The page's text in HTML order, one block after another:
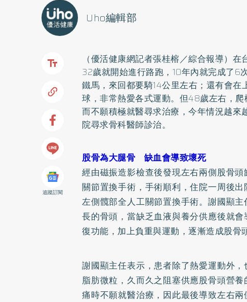
Uho編輯部
追蹤訂閱
（優活健康網記者張桂榕／綜合報導）
32歲就開始進行路跑，10年內就完成了6
鐵馬，來回都要騎14公里左右；還有會
球，非常熱愛各式運動。但48歲左右，
而不願積極就醫尋求治療，今年情況越
院尋求骨科醫師診治。
股骨為大腿骨 缺血會導致壞死
經由磁振造影檢查後發現左右兩側股骨
關節置換手術，手術順利，住院一周後
左側髖部全人工關節置換手術。謝國顯
長的骨頭，當缺乏血液與養分供應後就
復功能，加上負重與運動，逐漸造成股骨
謝國顯主任表示，患者除了熱愛運動外
脂肪微粒，久而久之阻塞供應股骨頭營
痛時不願就醫治療，因此最後導致左右